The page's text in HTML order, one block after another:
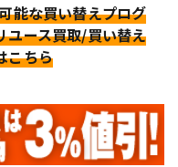
能な買い替えプログ
ユース買取/買い替え
こちら